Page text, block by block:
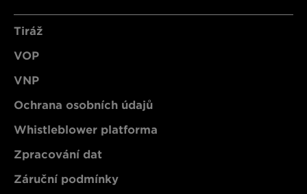
Tiráž
VOP
VNP
Ochrana osobních údajů
Whistleblower platforma
Zpracování dat
Záruční podmínky